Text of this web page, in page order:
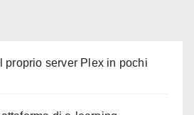
proprio server Plex in pochi